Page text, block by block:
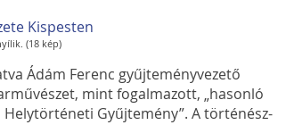
(18 kép)
Ádám Ferenc gyűjteményvezető
mint fogalmazott, „hasonló
Gyűjtemény”. A történész-